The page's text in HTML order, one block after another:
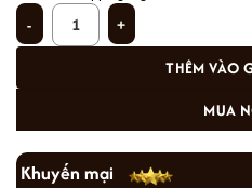
Rèm cửa gỗ sang trọng tại D.Imperia
THÊM VÀO
MUA
Khuyến mại